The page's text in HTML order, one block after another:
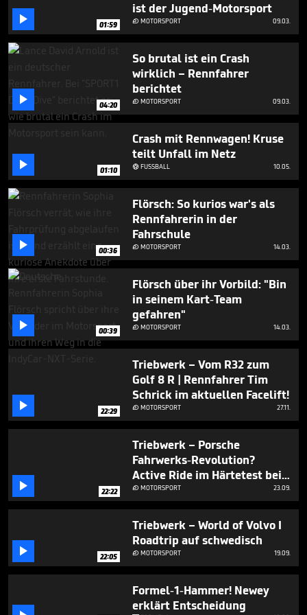
seconds
 01:59
ist der Jugend-Motorsport
MOTORSPORT 09.03.
 04:20
So brutal ist ein Crash
wirklich – Rennfahrer
berichtet
MOTORSPORT 09.03.
 01:10
Crash mit Rennwagen! Kruse
teilt Unfall im Netz
FUSSBALL 10.05.
 00:36
Flörsch: So kurios war's als
Rennfahrerin in der
Fahrschule
MOTORSPORT 14.03.
 00:39
Flörsch über ihr Vorbild: "Bin
in seinem Kart-Team
gefahren"
MOTORSPORT 14.03.
 22:29
Triebwerk – Vom R32 zum
Golf 8 R | Rennfahrer Tim
Schrick im aktuellen Facelift!
MOTORSPORT 27.11.
 22:22
Triebwerk – Porsche
Fahrwerks-Revolution?
Active Ride im Härtetest bei
Walter Röhrl & Tim Schrick I
Nürburgring Nordschleife
MOTORSPORT 23.09.
 22:05
Triebwerk – World of Volvo I
Roadtrip auf schwedisch
MOTORSPORT 19.09.
Formel-1-Hammer! Newey
erklärt Entscheidung